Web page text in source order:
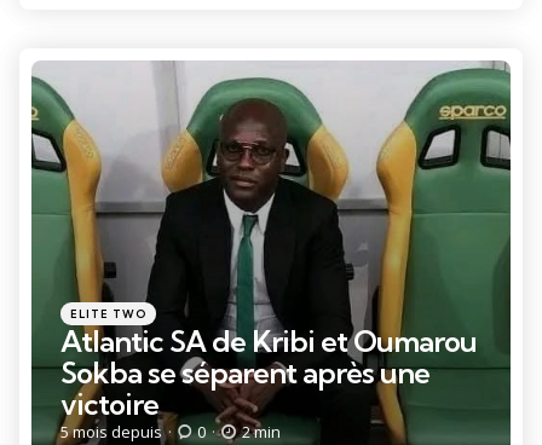
Catégories
Posté
dans
ELITE TWO
Atlantic SA de Kribi et Oumarou
Sokba se séparent après une
victoire
5 mois depuis 0 2 min